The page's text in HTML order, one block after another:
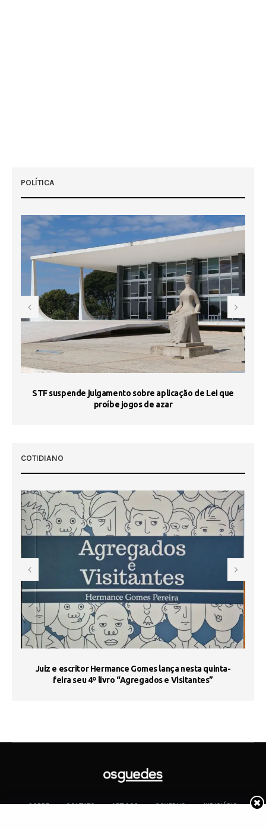
POLÍTICA
STF suspende julgamento sobre aplicação de Lei que
proíbe jogos de azar
COTIDIANO
Juiz e escritor Hermance Gomes lança nesta quinta-
feira seu 4º livro “Agregados e Visitantes”
SOBRE CONTATO ARTIGOS GOVERNO
JUDICIÁRIO